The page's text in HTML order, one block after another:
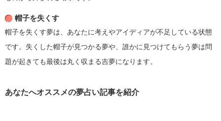
帽子を失くす
帽子を失くす夢は、あなたに考えやアイディアが不足している状態
です。失くした帽子が見つかる夢や、誰かに見つけてもらう夢は問
題が起きても最後は丸く収まる吉夢になります。
あなたへオススメの夢占い記事を紹介